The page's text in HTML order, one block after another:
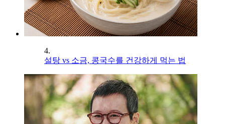
4.
설탕 vs 소금, 콩국수를 건강하게 먹는 법